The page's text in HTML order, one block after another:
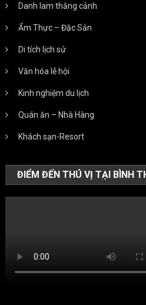
Danh lam thắng cảnh
Ẩm Thực – Đặc Sản
Di tích lịch sử
Văn hóa lễ hội
Kinh nghiệm du lịch
Quán ăn – Nhà Hàng
Khách sạn-Resort
ĐIỂM ĐẾN THÚ VỊ TẠI BÌNH